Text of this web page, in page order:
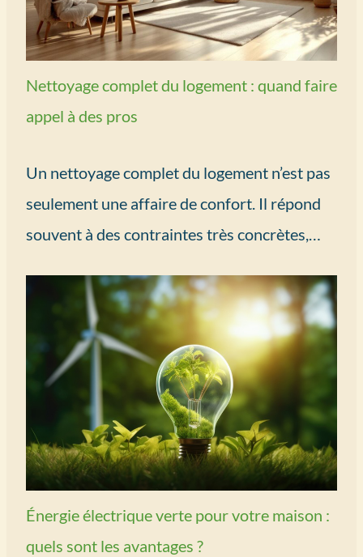
Nettoyage complet du logement : quand faire
appel à des pros
Un nettoyage complet du logement n’est pas
seulement une affaire de confort. Il répond
souvent à des contraintes très concrètes,…
Énergie électrique verte pour votre maison :
quels sont les avantages ?